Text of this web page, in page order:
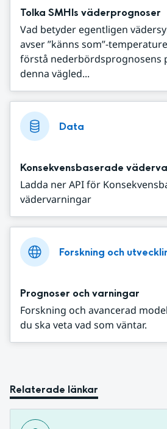
Tolka SMHIs väderprognoser
Vad betyder egentligen
avser ”känns som”-
förstå nederbördsprognosens
denna vägled...
Data
Konsekvensbaserade
Ladda ner API för
vädervarningar
Forskning och
Prognoser och varningar
Forskning och avancerad
du ska veta vad som väntar.
Relaterade länkar